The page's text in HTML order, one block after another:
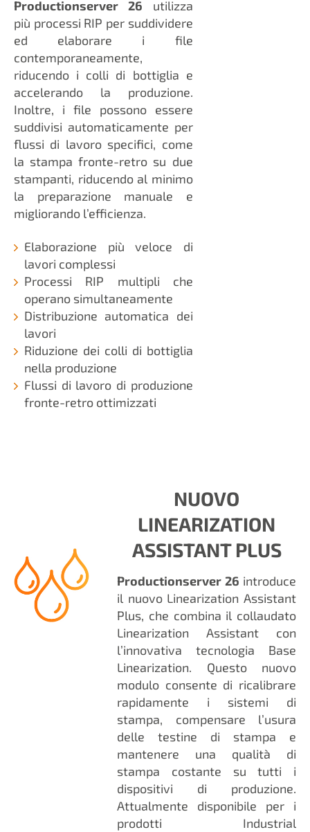
Productionserver 26 utilizza
più processi RIP per suddividere
ed elaborare i file
contemporaneamente,
riducendo i colli di bottiglia e
accelerando la produzione.
Inoltre, i file possono essere
suddivisi automaticamente per
flussi di lavoro specifici, come
la stampa fronte-retro su due
stampanti, riducendo al minimo
la preparazione manuale e
migliorando l’efficienza.
Elaborazione più veloce di
lavori complessi
Processi RIP multipli che
operano simultaneamente
Distribuzione automatica dei
lavori
Riduzione dei colli di bottiglia
nella produzione
Flussi di lavoro di produzione
fronte-retro ottimizzati
NUOVO
LINEARIZATION
ASSISTANT PLUS
Productionserver 26 introduce
il nuovo Linearization Assistant
Plus, che combina il collaudato
Linearization Assistant con
l’innovativa tecnologia Base
Linearization. Questo nuovo
modulo consente di ricalibrare
rapidamente i sistemi di
stampa, compensare l’usura
delle testine di stampa e
mantenere una qualità di
stampa costante su tutti i
dispositivi di produzione.
Attualmente disponibile per i
prodotti Industrial